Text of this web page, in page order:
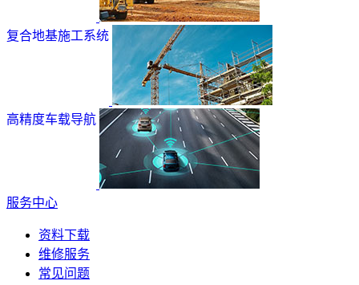
复合地基施工系统
高精度车载导航
服务中心
资料下载
维修服务
常见问题